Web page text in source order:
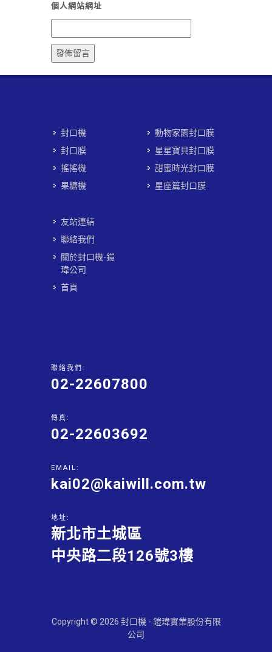
個人網站網址
封口機
封口膜
搖搖機
果糖機
動物家園封口膜
星星寶貝封口膜
甜蜜時光封口膜
星座篇封口膜
友站連結
聯絡我們
關於封口機-鎧
瑋公司
首頁
聯絡我們:
02-22607800
傳真:
02-22603692
EMAIL:
kai02@kaiwill.com.tw
地址:
新北市土城區
中央路二段126號3樓
Copyright © 2026 封口機 - 鎧瑋實業股份有限
公司